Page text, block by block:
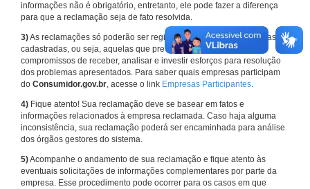
informações não é obrigatório, entretanto, ele pode fazer a diferença
para que a reclamação seja de fato resolvida.
3)As reclamações só poderão ser registradas em face de empresas
cadastradas, ou seja, aquelas que previamente assumiram
compromissos de receber, analisar e investir esforços para resolução
dos problemas apresentados. Para saber quais empresas participam
do Consumidor.gov.br, acesse o link Empresas Participantes.
4) Fique atento! Sua reclamação deve se basear em fatos e
informações relacionados à empresa reclamada. Caso haja alguma
inconsistência, sua reclamação poderá ser encaminhada para análise
dos órgãos gestores do sistema.
5)Acompanhe o andamento de sua reclamação e fique atento às
eventuais solicitações de informações complementares por parte da
empresa. Esse procedimento pode ocorrer para os casos em que